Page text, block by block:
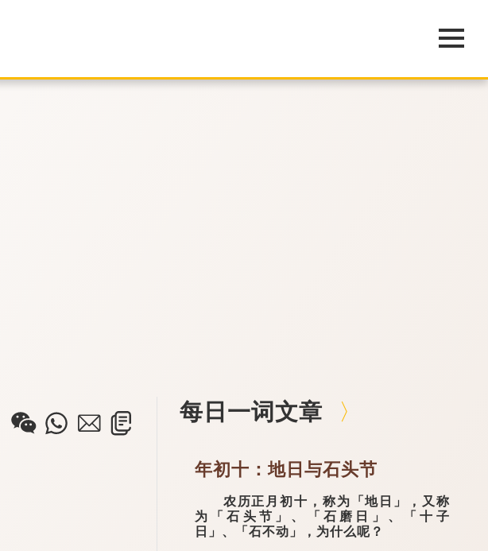
每日一词文章
年初十：地日与石头节
农历正月初十，称为「地日」，又称
为「石头节」、「石磨日」、「十子
日」、「石不动」，为什么呢？